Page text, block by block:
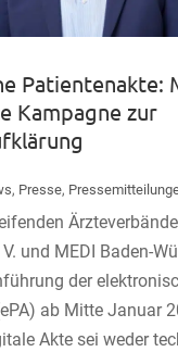
Patientenakte:
Kampagne zur
, Presse,
und MEDI Baden-
der
ab Mitte Januar
Akte sei weder